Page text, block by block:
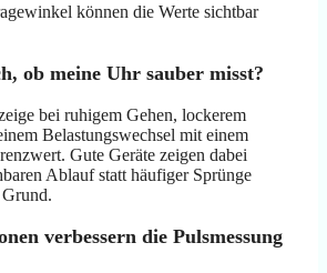
können die Werte sichtbar
ob meine Uhr sauber misst?
bei ruhigem Gehen, lockerem
Belastungswechsel mit einem
Gute Geräte zeigen dabei
Ablauf statt häufiger Sprünge
verbessern die Pulsmessung